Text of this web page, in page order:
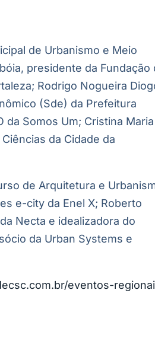
de Urbanismo e Meio
presidente da Fundação
Rodrigo Nogueira
(Sde) da Prefeitura
da Somos Um; Cristina Maria
da Cidade da
de Arquitetura e
e-city da Enel X; Roberto
Necta e idealizadora do
da Urban Systems e
eventos-